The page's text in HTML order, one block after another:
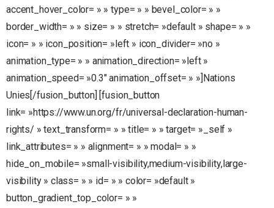
accent_hover_color= » » type= » » bevel_color= » »
border_width= » » size= » » stretch= »default » shape= » »
icon= » » icon_position= »left » icon_divider= »no »
animation_type= » » animation_direction= »left »
animation_speed= »0.3″ animation_offset= » »]Nations
Unies[/fusion_button] [fusion_button
link= »https://www.un.org/fr/universal-declaration-human-
rights/ » text_transform= » » title= » » target= »_self »
link_attributes= » » alignment= » » modal= » »
hide_on_mobile= »small-visibility,medium-visibility,large-
visibility » class= » » id= » » color= »default »
button_gradient_top_color= » »